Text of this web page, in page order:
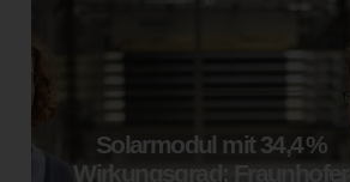
Solarmodul mit 34,4 %
Wirkungsgrad: Fraunhofer